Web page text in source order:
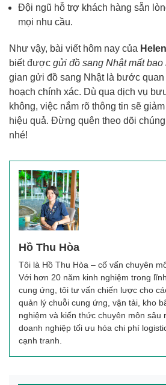
Đội ngũ hỗ trợ khách hàng sẵn
mọi nhu cầu.
Như vậy, bài viết hôm nay của
biết được gửi đồ sang Nhật mất bao
gian gửi đồ sang Nhật là bước
hoạch chính xác. Dù qua dịch vụ
không, việc nắm rõ thông tin sẽ
hiệu quả. Đừng quên theo dõi
nhé!
Hồ Thu Hòa
Tôi là Hồ Thu Hòa – cố vấn chuyên
Với hơn 20 năm kinh nghiệm trong
cung ứng, tôi tư vấn chiến lược cho
quản lý chuỗi cung ứng, vận tải, kho
nghiệm và kiến thức chuyên môn sâu
doanh nghiệp tối ưu hóa chi phí
cạnh tranh.